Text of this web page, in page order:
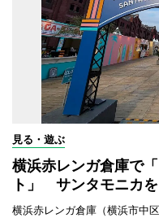
見る・遊ぶ
横浜赤レンガ倉庫で
ト」 サンタモニカ
横浜赤レンガ倉庫（横浜市中